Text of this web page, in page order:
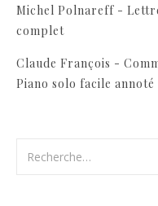
Michel Polnareff -
complet
Claude François -
Piano solo facile annoté